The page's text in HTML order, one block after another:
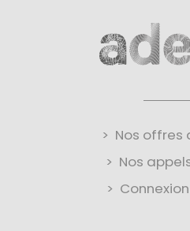
Nos offres
Nos